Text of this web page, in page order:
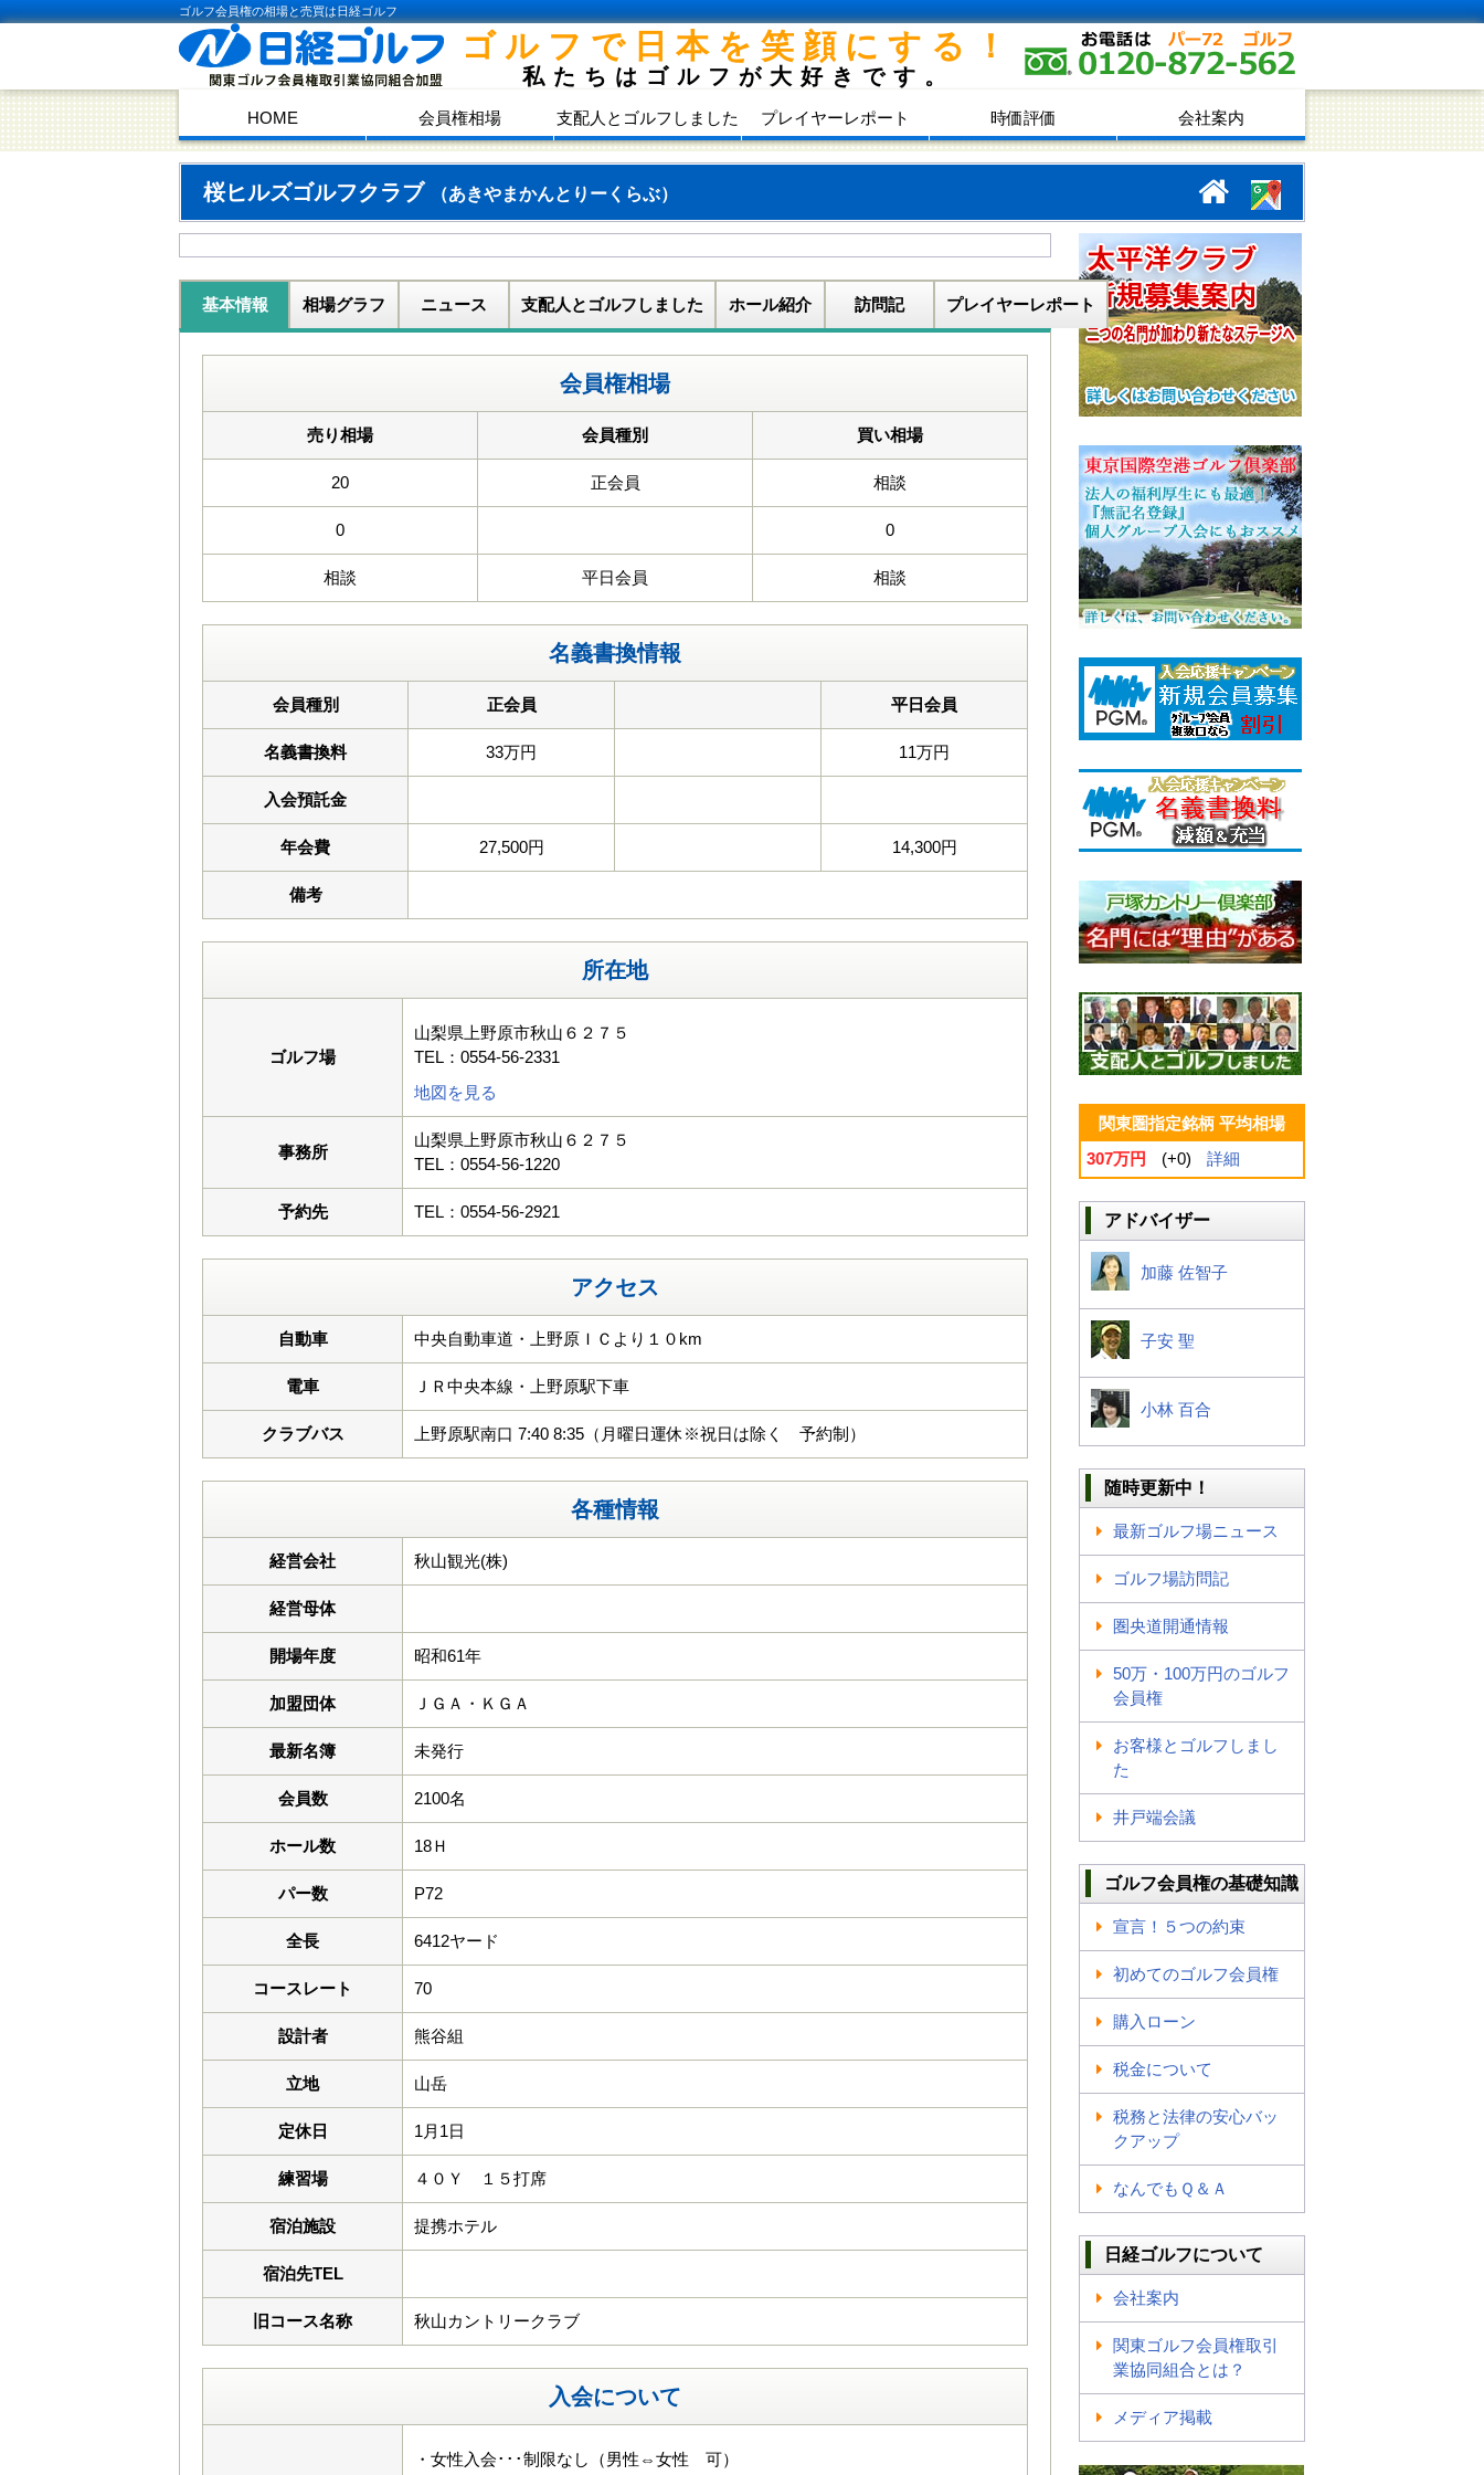
ゴルフ会員権の相場と売買は日経ゴルフ
ゴルフで日本を笑顔にする！
私たちはゴルフが大好きです。
HOME 会員権相場 支配人とゴルフしました プレイヤーレポート 時価評価 会社案内
桜ヒルズゴルフクラブ （あきやまかんとりーくらぶ）
基本情報 相場グラフ ニュース 支配人とゴルフしました ホール紹介 訪問記 プレイヤーレポート
会員権相場
売り相場 会員種別 買い相場
20 正会員 相談
0 0
相談 平日会員 相談
名義書換情報
会員種別 正会員 平日会員
名義書換料 33万円 11万円
入会預託金
年会費 27,500円 14,300円
備考
所在地
ゴルフ場
山梨県上野原市秋山６２７５
TEL：0554-56-2331
地図を見る
事務所
山梨県上野原市秋山６２７５
TEL：0554-56-1220
予約先 TEL：0554-56-2921
アクセス
自動車 中央自動車道・上野原ＩＣより１０km
電車 ＪＲ中央本線・上野原駅下車
クラブバス 上野原駅南口 7:40 8:35（月曜日運休※祝日は除く 予約制）
各種情報
経営会社 秋山観光(株)
経営母体
開場年度 昭和61年
加盟団体 ＪＧＡ・ＫＧＡ
最新名簿 未発行
会員数 2100名
ホール数 18Ｈ
パー数 P72
全長 6412ヤード
コースレート 70
設計者 熊谷組
立地 山岳
定休日 1月1日
練習場 ４０Ｙ １５打席
宿泊施設 提携ホテル
宿泊先TEL
旧コース名称 秋山カントリークラブ
入会について
・女性入会･･･制限なし（男性⇔女性 可）
関東圏指定銘柄 平均相場
307万円
(+0) 詳細
アドバイザー
加藤 佐智子
子安 聖
小林 百合
随時更新中！
最新ゴルフ場ニュース
ゴルフ場訪問記
圏央道開通情報
50万・100万円のゴルフ
会員権
お客様とゴルフしまし
た
井戸端会議
ゴルフ会員権の基礎知識
宣言！５つの約束
初めてのゴルフ会員権
購入ローン
税金について
税務と法律の安心バッ
クアップ
なんでもＱ＆Ａ
日経ゴルフについて
会社案内
関東ゴルフ会員権取引
業協同組合とは？
メディア掲載